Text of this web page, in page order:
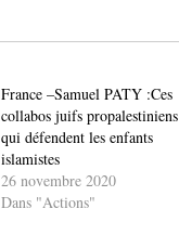
France –Samuel PATY :Ces
collabos juifs propalestiniens
qui défendent les enfants
islamistes
26 novembre 2020
Dans "Actions"